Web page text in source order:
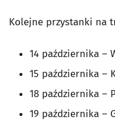
Kolejne przystanki na
14 października –
15 października –
18 października –
19 października –